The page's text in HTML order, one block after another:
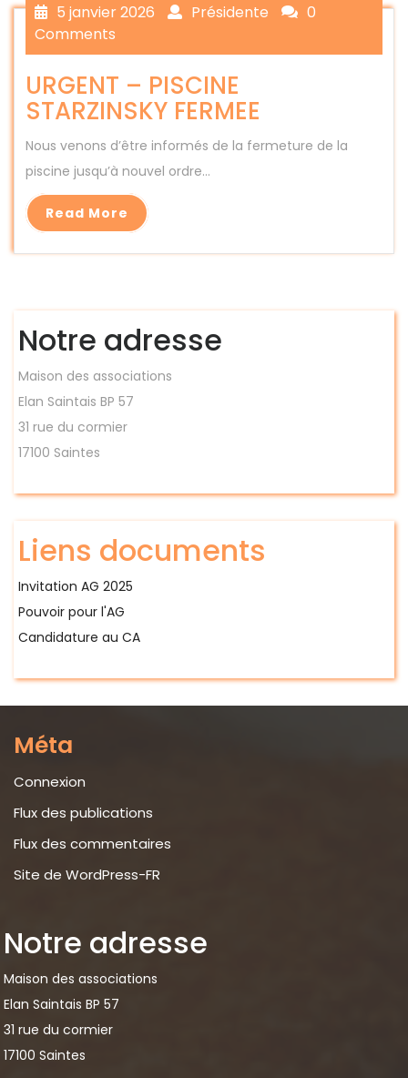
5 janvier 2026 Présidente
0
Comments
URGENT – PISCINE
STARZINSKY FERMEE
Nous venons d’être informés de la fermeture de la
piscine jusqu’à nouvel ordre…
Read More
Notre adresse
Maison des associations
Elan Saintais BP 57
31 rue du cormier
17100 Saintes
Liens documents
Invitation AG 2025
Pouvoir pour l'AG
Candidature au CA
Méta
Connexion
Flux des publications
Flux des commentaires
Site de WordPress-FR
Notre adresse
Maison des associations
Elan Saintais BP 57
31 rue du cormier
17100 Saintes